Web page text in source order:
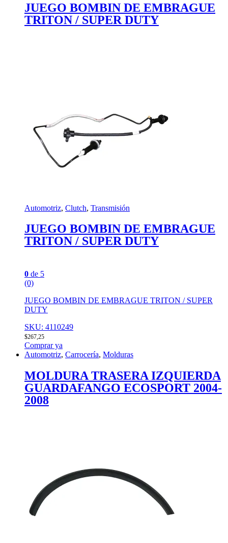
JUEGO BOMBIN DE EMBRAGUE
TRITON / SUPER DUTY
Automotriz, Clutch, Transmisión
JUEGO BOMBIN DE EMBRAGUE
TRITON / SUPER DUTY
0 de 5
(0)
JUEGO BOMBIN DE EMBRAGUE TRITON / SUPER
DUTY
SKU: 4110249
$267,25
Comprar ya
Automotriz, Carrocería, Molduras
MOLDURA TRASERA IZQUIERDA
GUARDAFANGO ECOSPORT 2004-
2008